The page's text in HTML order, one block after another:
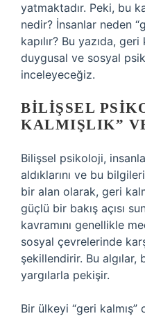
yatmaktadır. Peki, bu
nedir? İnsanlar neden
kapılır? Bu yazıda,
duygusal ve sosyal
inceleyeceğiz.
BILIŞSEL
KALMIŞLIK”
Bilişsel psikoloji,
aldıklarını ve bu
bir alan olarak, geri
güçlü bir bakış açısı
kavramını genellikle
sosyal çevrelerinde
şekillendirir. Bu algılar,
yargılarla pekişir.
Bir ülkeyi “geri kalmış”